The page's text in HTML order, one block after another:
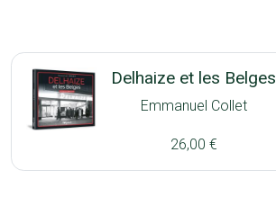
Delhaize et les Belges
Emmanuel Collet
26,00 €